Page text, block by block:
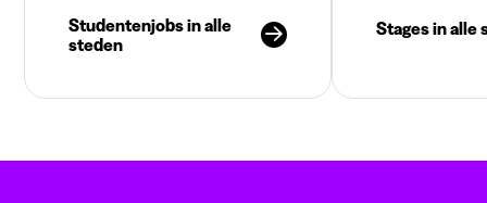
Studentenjobs in alle
steden
Stages in alle